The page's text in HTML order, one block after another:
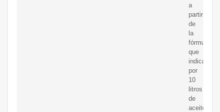
a
partir
de
la
fórmula
que
indicamos,
por
10
litros
de
aceite,